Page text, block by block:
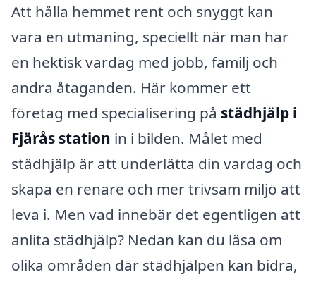
Att hålla hemmet rent och snyggt kan
vara en utmaning, speciellt när man har
en hektisk vardag med jobb, familj och
andra åtaganden. Här kommer ett
företag med specialisering på städhjälp i
Fjärås station in i bilden. Målet med
städhjälp är att underlätta din vardag och
skapa en renare och mer trivsam miljö att
leva i. Men vad innebär det egentligen att
anlita städhjälp? Nedan kan du läsa om
olika områden där städhjälpen kan bidra,